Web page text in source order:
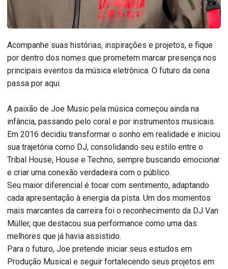
Acompanhe suas histórias, inspirações e projetos, e fique
por dentro dos nomes que prometem marcar presença nos
principais eventos da música eletrônica. O futuro da cena
passa por aqui.
A paixão de Joe Music pela música começou ainda na
infância, passando pelo coral e por instrumentos musicais.
Em 2016 decidiu transformar o sonho em realidade e iniciou
sua trajetória como DJ, consolidando seu estilo entre o
Tribal House, House e Techno, sempre buscando emocionar
e criar uma conexão verdadeira com o público.
Seu maior diferencial é tocar com sentimento, adaptando
cada apresentação à energia da pista. Um dos momentos
mais marcantes da carreira foi o reconhecimento da DJ Van
Müller, que destacou sua performance como uma das
melhores que já havia assistido.
Para o futuro, Joe pretende iniciar seus estudos em
Produção Musical e seguir fortalecendo seus projetos em